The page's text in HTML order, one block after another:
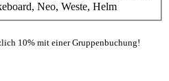
Neo, Weste, Helm
10% mit einer Gruppenbuchung!